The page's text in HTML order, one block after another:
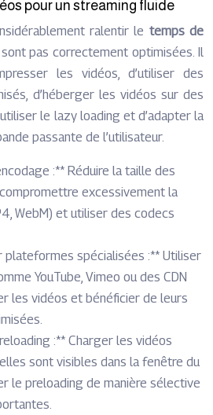
pour un streaming fluide
ralentir le temps de
pas correctement optimisées. Il
les vidéos, d’utiliser des
d’héberger les vidéos sur des
le lazy loading et d’adapter la
passante de l’utilisateur.
:** Réduire la taille des
excessivement la
WebM) et utiliser des codecs
plateformes spécialisées :** Utiliser
YouTube, Vimeo ou des CDN
les vidéos et bénéficier de leurs
:** Charger les vidéos
sont visibles dans la fenêtre du
le preloading de manière sélective